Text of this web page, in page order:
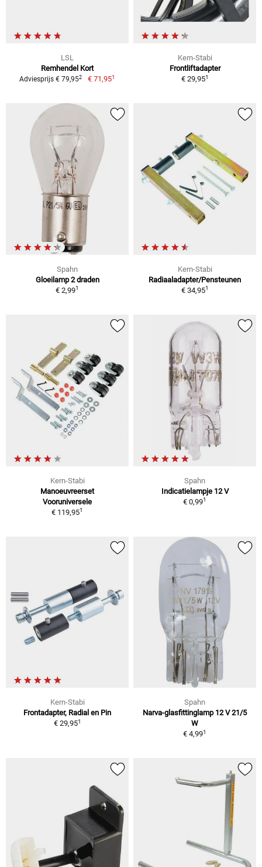
LSL
Remhendel Kort
Adviesprijs € 79,952 € 71,951
Kern-Stabi
Frontliftadapter
€ 29,951
Spahn
Gloeilamp 2 draden
€ 2,991
Kern-Stabi
Radiaaladapter/Pensteunen
€ 34,951
Kern-Stabi
Manoeuvreerset
Vooruniversele
€ 119,951
Spahn
Indicatielampje 12 V
€ 0,991
Kern-Stabi
Frontadapter, Radial en Pin
€ 29,951
Spahn
Narva-glasfittinglamp 12 V 21/5
W
€ 4,991